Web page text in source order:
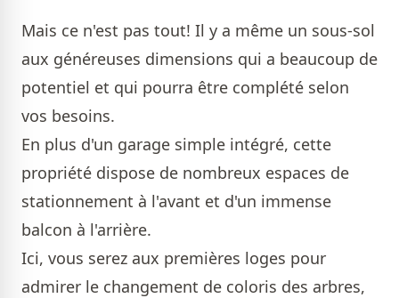
Mais ce n'est pas tout! Il y a même un sous-sol
aux généreuses dimensions qui a beaucoup de
potentiel et qui pourra être complété selon
vos besoins.
En plus d'un garage simple intégré, cette
propriété dispose de nombreux espaces de
stationnement à l'avant et d'un immense
balcon à l'arrière.
Ici, vous serez aux premières loges pour
admirer le changement de coloris des arbres,